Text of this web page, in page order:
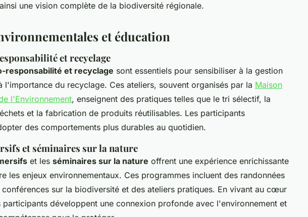
une vision complète de la biodiversité régionale.
et éducation
et recyclage
responsabilité et recyclage sont essentiels pour sensibiliser à la gestion
l'importance du recyclage. Ces ateliers, souvent organisés par la Maison
l'Environnement, enseignent des pratiques telles que le tri sélectif, la
et la fabrication de produits réutilisables. Les participants
des comportements plus durables au quotidien.
et séminaires sur la nature
et les séminaires sur la nature offrent une expérience enrichissante
les enjeux environnementaux. Ces programmes incluent des randonnées
sur la biodiversité et des ateliers pratiques. En vivant au cœur
participants développent une connexion profonde avec l'environnement et